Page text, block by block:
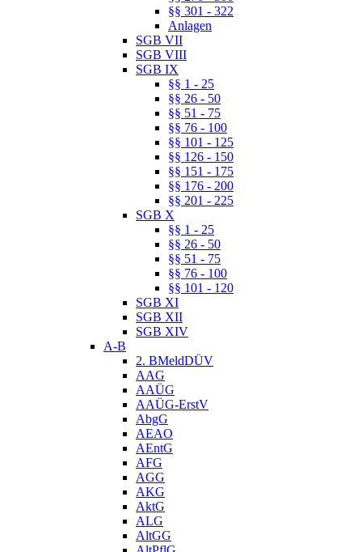
§§ 301 - 322
Anlagen
SGB VII
SGB VIII
SGB IX
§§ 1 - 25
§§ 26 - 50
§§ 51 - 75
§§ 76 - 100
§§ 101 - 125
§§ 126 - 150
§§ 151 - 175
§§ 176 - 200
§§ 201 - 225
SGB X
§§ 1 - 25
§§ 26 - 50
§§ 51 - 75
§§ 76 - 100
§§ 101 - 120
SGB XI
SGB XII
SGB XIV
A-B
2. BMeldDÜV
AAG
AAÜG
AAÜG-ErstV
AbgG
AEAO
AEntG
AFG
AGG
AKG
AktG
ALG
AltGG